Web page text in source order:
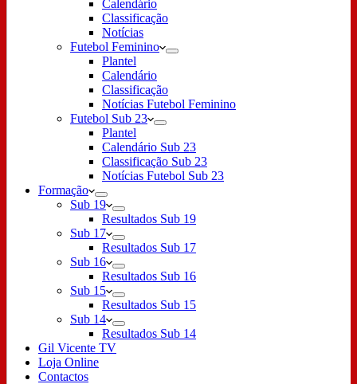
Calendário
Classificação
Notícias
Futebol Feminino
Plantel
Calendário
Classificação
Notícias Futebol Feminino
Futebol Sub 23
Plantel
Calendário Sub 23
Classificação Sub 23
Notícias Futebol Sub 23
Formação
Sub 19
Resultados Sub 19
Sub 17
Resultados Sub 17
Sub 16
Resultados Sub 16
Sub 15
Resultados Sub 15
Sub 14
Resultados Sub 14
Gil Vicente TV
Loja Online
Contactos